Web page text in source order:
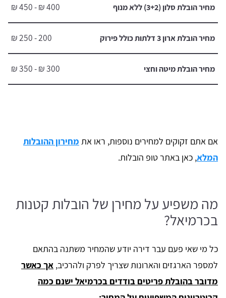
מחיר הובלת סלון (3+2) ללא מנוף 400 ₪ - 450 ₪
מחיר הובלת ארון 3 דלתות כולל פירוק 200 - 250 ₪
מחיר הובלת מיטה וחצי 300 ₪ - 350 ₪
אם אתם זקוקים למחירים נוספות, ראו את מחירון ההובלות
המלא, כאן באתר טופ הובלות.
מה משפיע על מחירן של הובלות קטנות
בכרמיאל?
כל מי שאי פעם עבר דירה יודע שהמחיר משתנה בהתאם
למספר הארגזים והארונות שצריך לפרק ולהרכיב, אך כאשר
מדובר בהובלת פריטים בודדים בכרמיאל ישנם כמה